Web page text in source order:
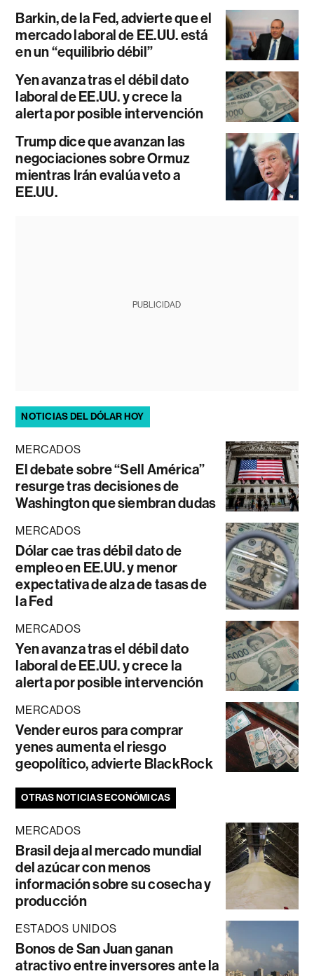
Barkin, de la Fed, advierte que el
mercado laboral de EE.UU. está
en un “equilibrio débil”
Yen avanza tras el débil dato
laboral de EE.UU. y crece la
alerta por posible intervención
Trump dice que avanzan las
negociaciones sobre Ormuz
mientras Irán evalúa veto a
EE.UU.
PUBLICIDAD
NOTICIAS DEL DÓLAR HOY
MERCADOS
El debate sobre “Sell América”
resurge tras decisiones de
Washington que siembran dudas
MERCADOS
Dólar cae tras débil dato de
empleo en EE.UU. y menor
expectativa de alza de tasas de
la Fed
MERCADOS
Yen avanza tras el débil dato
laboral de EE.UU. y crece la
alerta por posible intervención
MERCADOS
Vender euros para comprar
yenes aumenta el riesgo
geopolítico, advierte BlackRock
OTRAS NOTICIAS ECONÓMICAS
MERCADOS
Brasil deja al mercado mundial
del azúcar con menos
información sobre su cosecha y
producción
ESTADOS UNIDOS
Bonos de San Juan ganan
atractivo entre inversores ante la